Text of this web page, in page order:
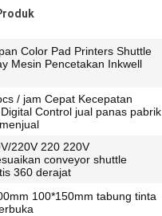
Color Pad Printers Shuttle
Mesin Pencetakan Inkwell
/ jam Cepat Kecepatan
Control jual panas pabrik
220V 220 220V
conveyor shuttle
360 derajat
100*150mm tabung tinta